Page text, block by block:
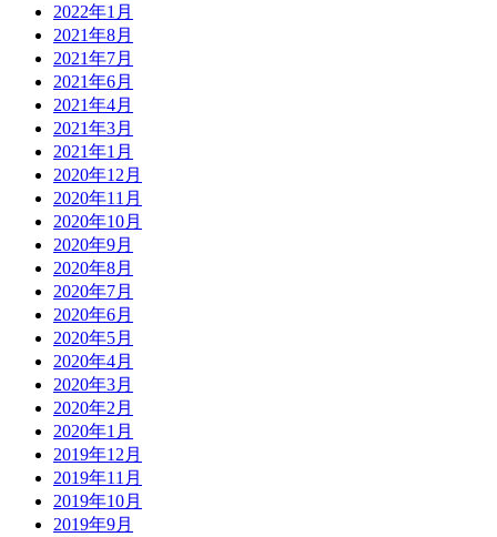
2022年1月
2021年8月
2021年7月
2021年6月
2021年4月
2021年3月
2021年1月
2020年12月
2020年11月
2020年10月
2020年9月
2020年8月
2020年7月
2020年6月
2020年5月
2020年4月
2020年3月
2020年2月
2020年1月
2019年12月
2019年11月
2019年10月
2019年9月